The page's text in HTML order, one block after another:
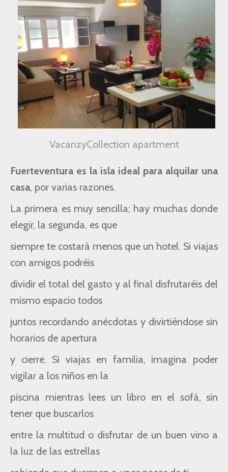
VacanzyCollection apartment
Fuerteventura es la isla ideal para alquilar una
casa, por varias razones.
La primera es muy sencilla; hay muchas donde
elegir, la segunda, es que
siempre te costará menos que un hotel. Si viajas
con amigos podréis
dividir el total del gasto y al final disfrutaréis del
mismo espacio todos
juntos recordando anécdotas y divirtiéndose sin
horarios de apertura
y cierre. Si viajas en familia, imagina poder
vigilar a los niños en la
piscina mientras lees un libro en el sofá, sin
tener que buscarlos
entre la multitud o disfrutar de un buen vino a
la luz de las estrellas